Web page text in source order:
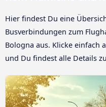
Hier findest Du eine
Busverbindungen zum
Bologna aus. Klicke einfach
und Du findest alle Details